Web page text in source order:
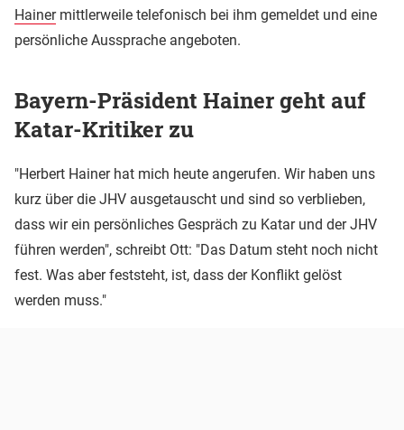
Hainermittlerweile telefonisch bei ihm gemeldet und eine
persönliche Aussprache angeboten.
Bayern-Präsident Hainer geht auf
Katar-Kritiker zu
"Herbert Hainer hat mich heute angerufen. Wir haben uns
kurz über die JHV ausgetauscht und sind so verblieben,
dass wir ein persönliches Gespräch zu Katar und der JHV
führen werden", schreibt Ott: "Das Datum steht noch nicht
fest. Was aber feststeht, ist, dass der Konflikt gelöst
werden muss."